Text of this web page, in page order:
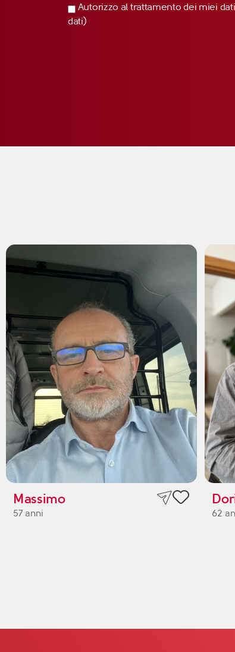
Autorizzo al trattamento dei miei
dati)
Massimo
57 anni 62